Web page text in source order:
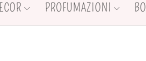
PROFUMAZIONI